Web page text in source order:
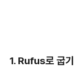
1. Rufus로 굽기